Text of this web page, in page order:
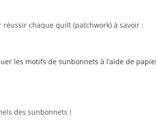
réussir chaque quilt (patchwork) à savoir :
les motifs de sunbonnets à l’aide de
des sunbonnets !